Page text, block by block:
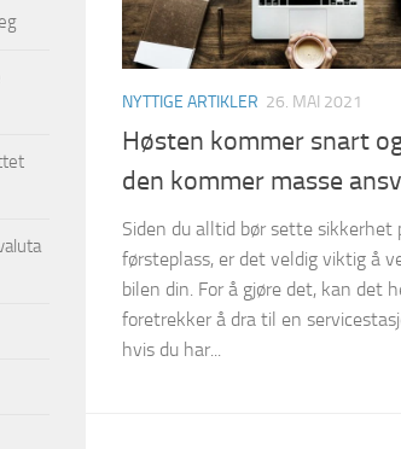
NYTTIGE ARTIKLER 26. MAI 2021
Høsten kommer snart
den kommer masse
Siden du alltid bør sette sikkerhet
førsteplass, er det veldig viktig å
bilen din. For å gjøre det, kan det
foretrekker å dra til en
hvis du har...